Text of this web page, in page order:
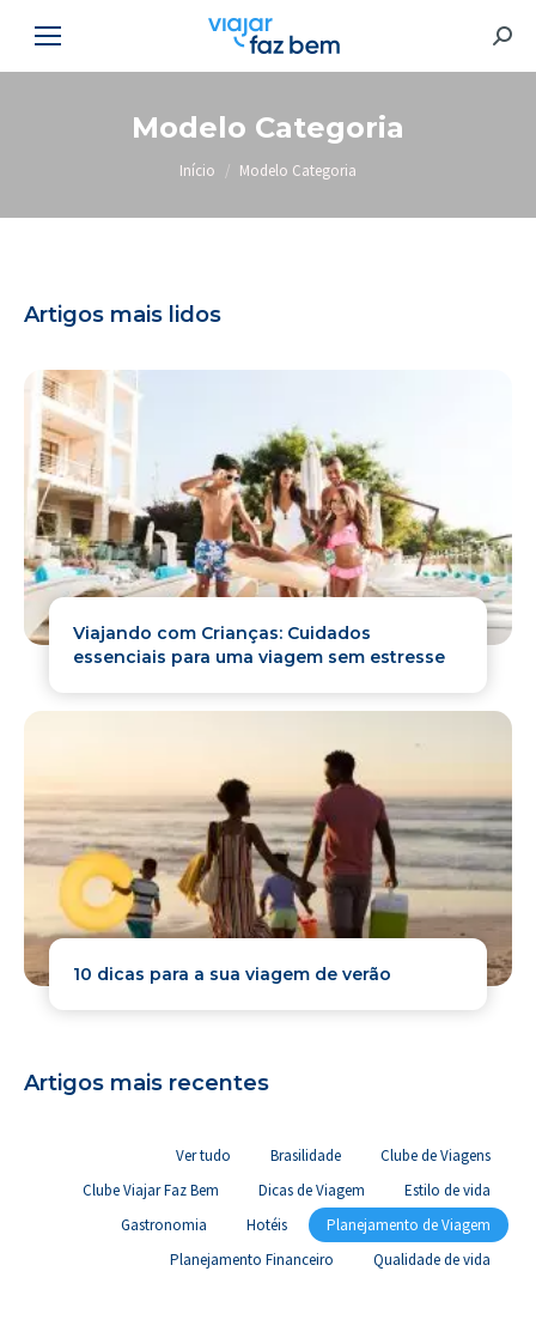
Modelo Categoria
Você está aqui:
Início Modelo Categoria
Artigos mais lidos
Viajando com Crianças: Cuidados
essenciais para uma viagem sem estresse
10 dicas para a sua viagem de verão
Artigos mais recentes
Ver tudo Brasilidade
Clube de Viagens
Clube Viajar Faz Bem
Dicas de Viagem
Estilo de vida
Gastronomia
Hotéis
Planejamento de Viagem
Planejamento Financeiro
Qualidade de vida